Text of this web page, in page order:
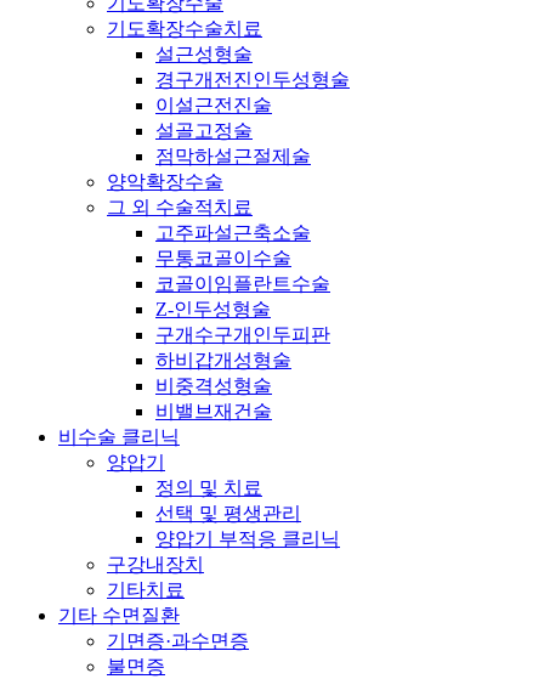
기도확장수술치료
설근성형술
경구개전진인두성형술
이설근전진술
설골고정술
점막하설근절제술
양악확장수술
그 외 수술적치료
고주파설근축소술
무통코골이수술
코골이임플란트수술
Z-인두성형술
구개수구개인두피판
하비갑개성형술
비중격성형술
비밸브재건술
비수술 클리닉
양압기
정의 및 치료
선택 및 평생관리
양압기 부적응 클리닉
구강내장치
기타치료
기타 수면질환
기면증·과수면증
불면증